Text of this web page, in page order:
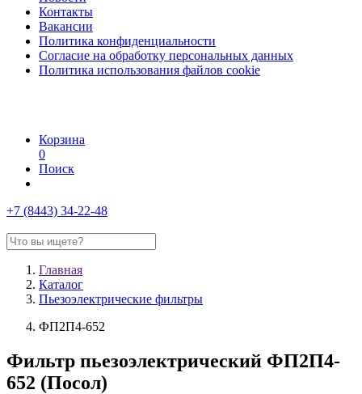
Контакты
Вакансии
Политика конфиденциальности
Согласие на обработку персональных данных
Политика использования файлов cookie
Корзина
0
Поиск
+7 (8443) 34-22-48
Главная
Каталог
Пьезоэлектрические фильтры
ФП2П4-652
Фильтр пьезоэлектрический ФП2П4-
652 (Посол)